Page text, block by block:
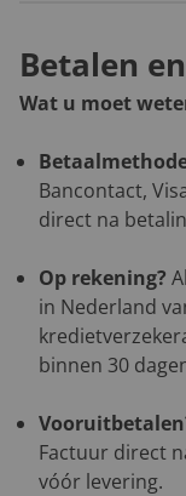
Betalen
Wat u moet
Bancontact,
direct na
Op rekening?
in Nederland
binnen 30
Factuur direct
vóór levering.